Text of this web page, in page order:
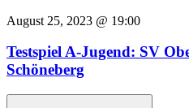
August 25, 2023 @ 19:00
Testspiel A-Jugend: SV
Schöneberg